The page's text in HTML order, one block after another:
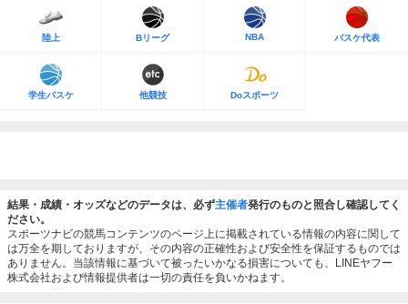
陸上 Bリーグ NBA バスケ代表
学生バスケ 他競技 Doスポーツ
結果・成績・オッズなどのデータは、必ず主催者発行のものと照合し確認してく
ださい。
スポーツナビの競馬コンテンツのページ上に掲載されている情報の内容に関して
は万全を期しておりますが、その内容の正確性および安全性を保証するものでは
ありません。当該情報に基づいて被ったいかなる損害についても、LINEヤフー
株式会社および情報提供者は一切の責任を負いかねます。